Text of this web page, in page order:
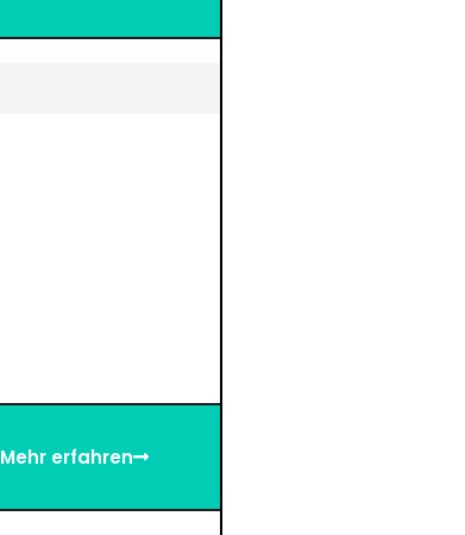
Mehr erfahren